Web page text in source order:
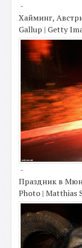
-
Хайминг,
Gallup | Getty
-
Праздник в
Photo | Matthias